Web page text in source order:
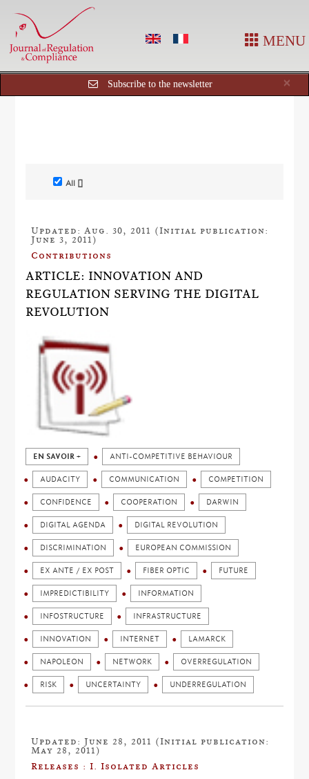
MENU
×
Subscribe to the newsletter
All []
Updated: Aug. 30, 2011 (Initial publication:
June 3, 2011)
Contributions
ARTICLE: INNOVATION AND
REGULATION SERVING THE DIGITAL
REVOLUTION
EN SAVOIR + ANTI-COMPETITIVE BEHAVIOUR
AUDACITY COMMUNICATION COMPETITION
CONFIDENCE COOPERATION DARWIN
DIGITAL AGENDA DIGITAL REVOLUTION
DISCRIMINATION EUROPEAN COMMISSION
EX ANTE / EX POST FIBER OPTIC FUTURE
IMPREDICTIBILITY INFORMATION
INFOSTRUCTURE INFRASTRUCTURE
INNOVATION INTERNET LAMARCK
NAPOLEON NETWORK OVERREGULATION
RISK UNCERTAINTY UNDERREGULATION
Updated: June 28, 2011 (Initial publication:
May 28, 2011)
Releases : I. Isolated Articles